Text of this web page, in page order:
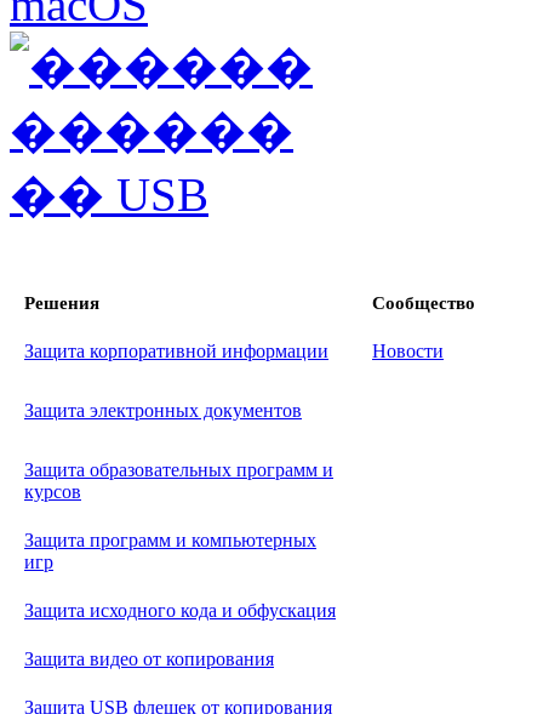
Решения Сообщество
Защита корпоративной информации Новости
Защита электронных документов
Защита образовательных программ и
курсов
Защита программ и компьютерных
игр
Защита исходного кода и обфускация
Защита видео от копирования
Защита USB флешек от копирования